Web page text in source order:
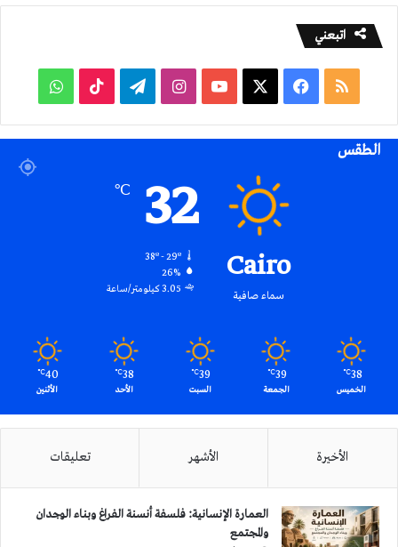
اتبعني
ملخص
الموقع
فيسبوك ‫YouTubeانستقرامتيلقرام ‫TikTokواتساب
الطقس
Cairo
سماء صافية
32
℃
38º - 29º
26%
3.05 كيلومتر/ساعة
38
℃
الخميس
39
℃
الجمعة
39
℃
السبت
38
℃
الأحد
40
℃
الأثنين
الأخيرة الأشهر تعليقات
العمارة الإنسانية: فلسفة أنسنة الفراغ وبناء الوجدان
والمجتمع